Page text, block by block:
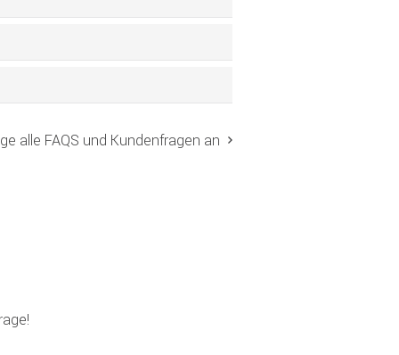
alle FAQS und Kundenfragen an